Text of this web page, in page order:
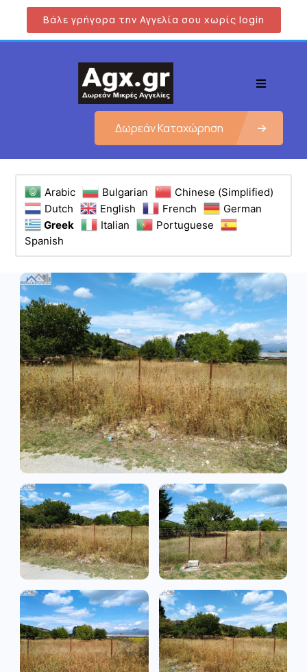
Βάλε γρήγορα την Αγγελία σου χωρίς login
Δωρεάν Καταχώρηση
Arabic Bulgarian
Chinese (Simplified)
Dutch
English French
German
Greek
Italian
Portuguese
Spanish